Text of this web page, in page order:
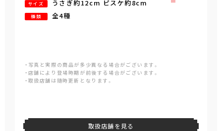
サイズ うさぎ約12cm ピスケ約8cm
種類 全4種
・写真と実際の商品が多少異なる場合がございます。
・店舗により登場時期が前後する場合がございます。
・取扱店舗は随時更新となります。
取扱店舗を見る